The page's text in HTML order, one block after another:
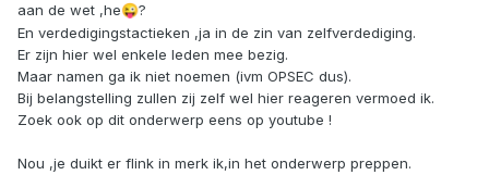
aan de wet ,he😜?
En verdedigingstactieken ,ja in de zin van zelfverdediging.
Er zijn hier wel enkele leden mee bezig.
Maar namen ga ik niet noemen (ivm OPSEC dus).
Bij belangstelling zullen zij zelf wel hier reageren vermoed ik.
Zoek ook op dit onderwerp eens op youtube !
Nou ,je duikt er flink in merk ik,in het onderwerp preppen.